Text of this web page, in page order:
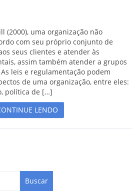
(2000), uma organização não
com seu próprio conjunto de
seus clientes e atender às
assim também atender a grupos
leis e regulamentação podem
de uma organização, entre eles:
política de […]
LENDO